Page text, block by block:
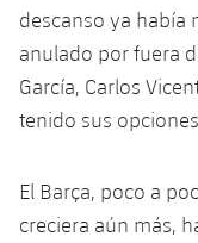
Fotos
VALORANT
eFootball
descanso ya había
anulado por fuera
García, Carlos
tenido sus opciones.
El Barça, poco a
creciera aún más,